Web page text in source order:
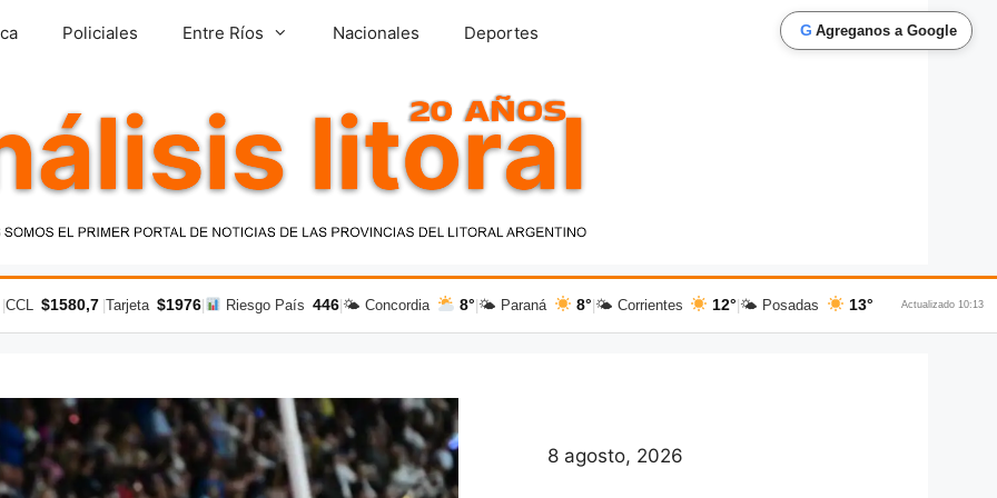
G Agreganos a Google
Policiales Entre Ríos Nacionales Deportes
CCL $1580,7 Tarjeta $1976| Riesgo País 446| 🌤 Concordia 8° 🌤 Paraná 8° 🌤 Corrientes 12° 🌤 Posadas 13° Actualizado 10:13
8 agosto, 2026